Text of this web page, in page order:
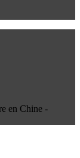
en Chine -